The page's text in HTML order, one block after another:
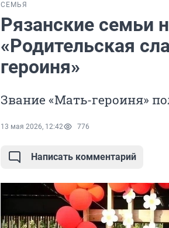
СЕМЬЯ
Рязанские семьи
«Родительская
героиня»
Звание «Мать-героиня»
13 мая 2026, 12:42 776
Написать комментарий